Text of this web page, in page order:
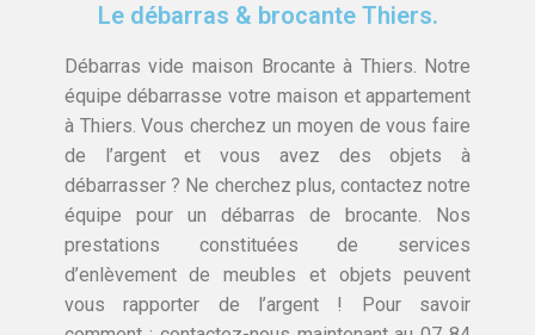
Le débarras & brocante Thiers.
Débarras vide maison Brocante à Thiers. Notre
équipe débarrasse votre maison et appartement
à Thiers. Vous cherchez un moyen de vous faire
de l’argent et vous avez des objets à
débarrasser ? Ne cherchez plus, contactez notre
équipe pour un débarras de brocante. Nos
prestations constituées de services
d’enlèvement de meubles et objets peuvent
vous rapporter de l’argent ! Pour savoir